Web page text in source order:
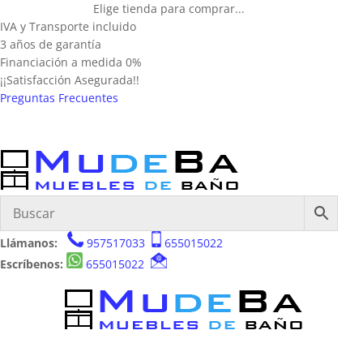
Elige tienda para comprar...
IVA y Transporte incluido
3 años de garantía
Financiación a medida 0%
¡¡Satisfacción Asegurada!!
Preguntas Frecuentes
Llámanos: 957517033
655015022
Escríbenos:
655015022